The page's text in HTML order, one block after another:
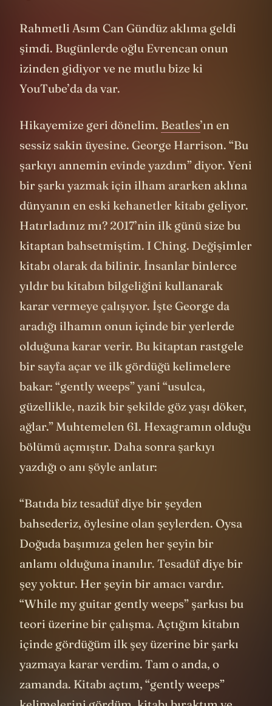
Rahmetli Asım Can Gündüz aklıma geldi
şimdi. Bugünlerde oğlu Evrencan onun
izinden gidiyor ve ne mutlu bize ki
YouTube’da da var.
Hikayemize geri dönelim. Beatles’ın en
sessiz sakin üyesine. George Harrison. “Bu
şarkıyı annemin evinde yazdım” diyor. Yeni
bir şarkı yazmak için ilham ararken aklına
dünyanın en eski kehanetler kitabı geliyor.
Hatırladınız mı? 2017’nin ilk günü size bu
kitaptan bahsetmiştim. I Ching. Değişimler
kitabı olarak da bilinir. İnsanlar binlerce
yıldır bu kitabın bilgeliğini kullanarak
karar vermeye çalışıyor. İşte George da
aradığı ilhamın onun içinde bir yerlerde
olduğuna karar verir. Bu kitaptan rastgele
bir sayfa açar ve ilk gördüğü kelimelere
bakar: “gently weeps” yani “usulca,
güzellikle, nazik bir şekilde göz yaşı döker,
ağlar.” Muhtemelen 61. Hexagramın olduğu
bölümü açmıştır. Daha sonra şarkıyı
yazdığı o anı şöyle anlatır:
“Batıda biz tesadüf diye bir şeyden
bahsederiz, öylesine olan şeylerden. Oysa
Doğuda başımıza gelen her şeyin bir
anlamı olduğuna inanılır. Tesadüf diye bir
şey yoktur. Her şeyin bir amacı vardır.
“While my guitar gently weeps” şarkısı bu
teori üzerine bir çalışma. Açtığım kitabın
içinde gördüğüm ilk şey üzerine bir şarkı
yazmaya karar verdim. Tam o anda, o
zamanda. Kitabı açtım, “gently weeps”